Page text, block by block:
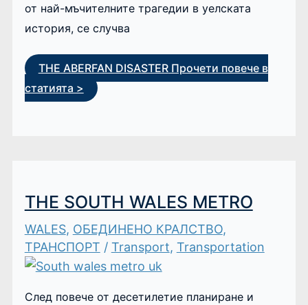
от най-мъчителните трагедии в уелската
история, се случва
THE ABERFAN DISASTERПрочети повече в
статията >
THE SOUTH WALES METRO
WALES, ОБЕДИНЕНО КРАЛСТВО,
ТРАНСПОРТ / Transport, Transportation
След повече от десетилетие планиране и